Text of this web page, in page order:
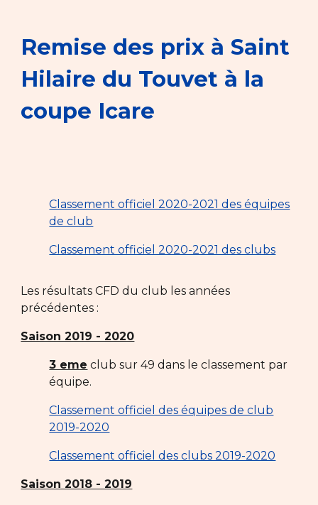
Remise des prix à Saint
Hilaire du Touvet à la
coupe Icare
Classement officiel 2020-2021 des équipes
de club
Classement officiel 2020-2021 des clubs
Les résultats CFD du club les années
précédentes :
Saison 2019 - 2020
3 eme club sur 49 dans le classement par
équipe.
Classement officiel des équipes de club
2019-2020
Classement officiel des clubs 2019-2020
Saison 2018 - 2019